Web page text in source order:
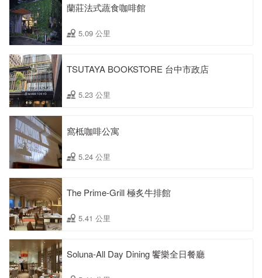
蘭莊法式蔬食咖啡館
5.09 公里
TSUTAYA BOOKSTORE 台中市政店
5.23 公里
窩柢咖啡公寓
5.24 公里
The Prime-Grill 極炙牛排館
5.41 公里
Soluna-All Day Dining 饗樂全日餐廳